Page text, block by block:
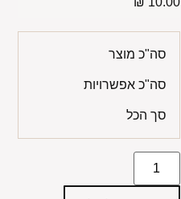
סה"כ מוצר
סה"כ אפשרויות
סך הכל